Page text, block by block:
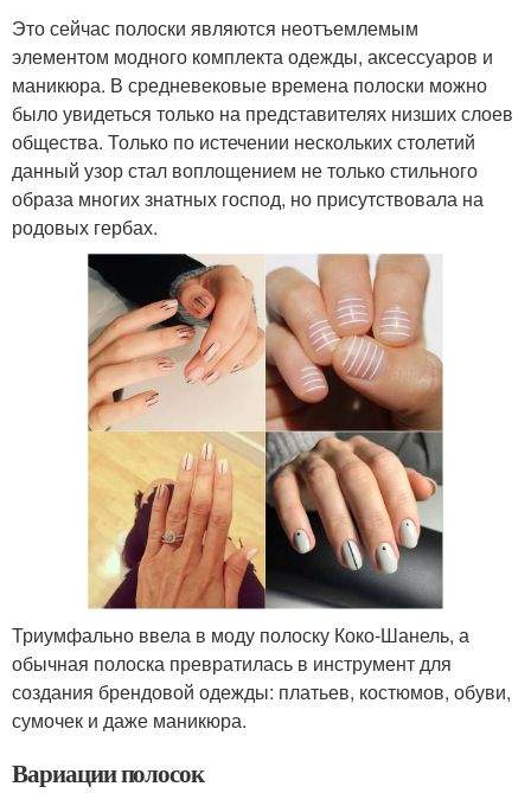
Это сейчас полоски являются неотъемлемым
элементом модного комплекта одежды, аксессуаров и
маникюра. В средневековые времена полоски можно
было увидеться только на представителях низших слоев
общества. Только по истечении нескольких столетий
данный узор стал воплощением не только стильного
образа многих знатных господ, но присутствовала на
родовых гербах.
Триумфально ввела в моду полоску Коко-Шанель, а
обычная полоска превратилась в инструмент для
создания брендовой одежды: платьев, костюмов, обуви,
сумочек и даже маникюра.
Вариации полосок